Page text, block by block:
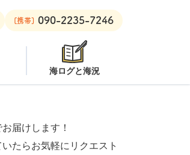
水注意
[携帯] 090-2235-7246
海ログと海況
届けします！
たらお気軽にリクエスト